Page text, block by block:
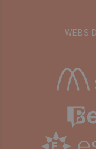
WEBS